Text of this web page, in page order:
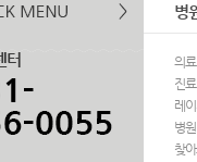
병
의
진
레
병
찾